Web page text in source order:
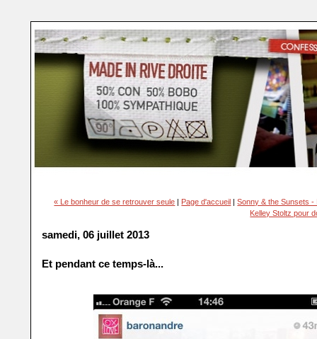
« Le bonheur de se retrouver seule | Page d'accueil |Sonny & the Sunsets
Kelley Stoltz pour
samedi, 06 juillet 2013
Et pendant ce temps-là...